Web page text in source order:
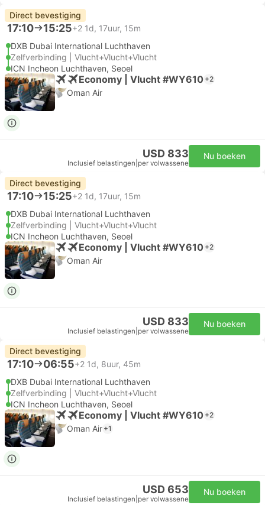
Direct bevestiging
17:10 15:25+2 1d, 17uur, 15m
DXB Dubai International Luchthaven
Zelfverbinding | Vlucht+Vlucht+Vlucht
ICN Incheon Luchthaven, Seoel
Economy | Vlucht #WY610 +2
Oman Air
USD 833
Inclusief belastingen per volwassene
Nu boeken
Direct bevestiging
17:10 15:25+2 1d, 17uur, 15m
DXB Dubai International Luchthaven
Zelfverbinding | Vlucht+Vlucht+Vlucht
ICN Incheon Luchthaven, Seoel
Economy | Vlucht #WY610 +2
Oman Air
USD 833
Inclusief belastingen per volwassene
Nu boeken
Direct bevestiging
17:10 06:55+2 1d, 8uur, 45m
DXB Dubai International Luchthaven
Zelfverbinding | Vlucht+Vlucht+Vlucht
ICN Incheon Luchthaven, Seoel
Economy | Vlucht #WY610 +2
Oman Air +1
USD 653
Inclusief belastingen per volwassene
Nu boeken